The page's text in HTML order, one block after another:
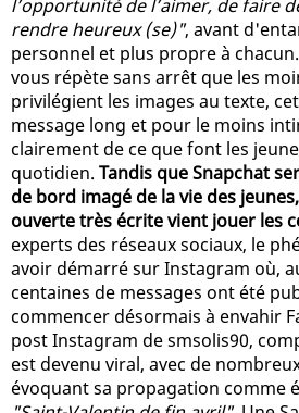
l’opportunité de l’aimer, de faire
rendre heureux (se)", avant
personnel et plus propre à
vous répète sans arrêt que les
privilégient les images au texte,
message long et pour le moins
clairement de ce que font les
quotidien. Tandis que Snapchat
de bord imagé de la vie des
ouverte très écrite vient jouer les
experts des réseaux sociaux, le
avoir démarré sur Instagram où,
centaines de messages ont été
commencer désormais à envahir
post Instagram de smsolis90,
est devenu viral, avec de
évoquant sa propagation comme